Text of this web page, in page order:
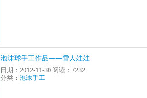
泡沫球手工作品——雪人娃娃
日期：2012-11-30 阅读：7232
分类：泡沫手工